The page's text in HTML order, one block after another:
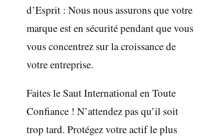
d’Esprit : Nous nous assurons que votre
marque est en sécurité pendant que vous
vous concentrez sur la croissance de
votre entreprise.
Faites le Saut International en Toute
Confiance ! N’attendez pas qu’il soit
trop tard. Protégez votre actif le plus